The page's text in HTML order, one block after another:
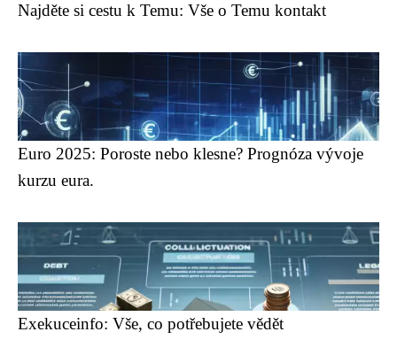
Najděte si cestu k Temu: Vše o Temu kontakt
Euro 2025: Poroste nebo klesne? Prognóza vývoje
kurzu eura.
Exekuceinfo: Vše, co potřebujete vědět